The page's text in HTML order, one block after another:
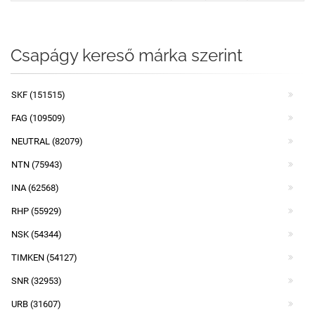
Csapágy kereső márka szerint
SKF (151515)
FAG (109509)
NEUTRAL (82079)
NTN (75943)
INA (62568)
RHP (55929)
NSK (54344)
TIMKEN (54127)
SNR (32953)
URB (31607)